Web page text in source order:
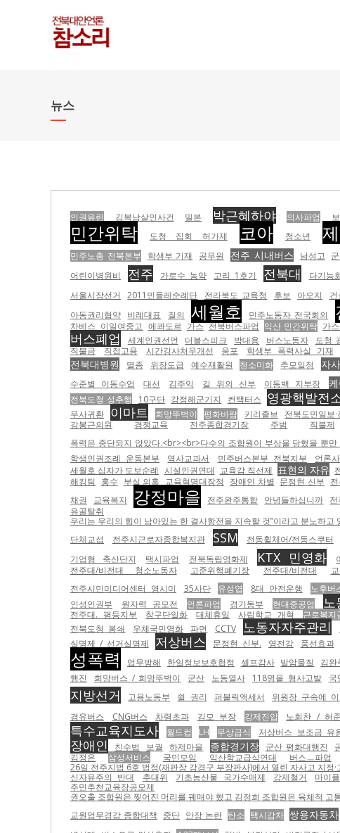
뉴스
인권유린 김복남살인사건 밀본 박근혜하야 의사파업
민간위탁 도청 집회 허가제 코아 청소년
민주노총 전북본부 학생부 기재 공무원 전주 시내버스 남성고
어린이병원비
전주 가로수 농약 고리 1호기 전북대 다기능
서울시장선거
2011민들레순례단 전라북도 교육청 후보 아오지
아동권리협약 비례대표 질의 세월호 민주노동자 전국회의
차베스 이일여중고 에콰도르 가스 전북버스파업 익산 민간위탁 가
버스폐업 세계인권선언 더블스피크 박대용 버스노동자 도청
직불금
직접고용 시간강사처우개선 웅포 학생부 폭력사실 기재
전북대병원 멸종 위장도급 예수재활원 청소미화 추모일정 자
수준별 이동수업
대선 김주익 길 위의 신부 이동백 지부장
전북도청 성추행
10구단 강정해군기지 컨택터스 영광핵발전
무사귀환 이마트 희망뚜벅이 평화바람 키리졸브 전북도민일보
강봉근의원
경쟁교육 전주종합경기장 주범 직불제
폭력은 중단되지 않았다.<br><br>다수의 조합원이 부상을 당했을 뿐만
학생인권조례 운동본부
역사교과서 민주버스본부 전북지부 언론
세월호 십자가 도보순례 시설인권연대 교육감 직선제 표현의 자유
해킹팀
홍수 부실 의혹 교육혁명대장정 장애인 차별 문정현 신부
채권 교육복지 강정마을 전주완주통합 안녕들하십니까
유골탈취
우리는 우리의 힘이 남아있는 한 결사항전을 지속할 것”이라고 분노하
단체교섭
전주시근로자종합복지관 SSM 전동휠체어/전동스쿠터
기업형 축산단지
택시파업 전북독립영화제 KTX 민영화
전주대/비전대 청소노동자
고준위핵폐기장 전주대/비전대
전주시민미디어센터 영시미
35사단 유성엽 8대 안전운행 노후버
인성인권부
원자력 공모전 언론파업 경기동부 현대중공업 노
전주대. 평등지부
창구단일화 대체휴일 사립학교 개혁 근로복지
전북도청 봉쇄
우체국민영화 파면 CCTV 노동자자주관리
실명제 / 선거실명제
저상버스 문정현 신부. 영전강 풍선효과
성폭력 업무방해 한일정보보호협정 셀프감사 발암물질 김완
행진
희망버스 / 희망뚜벅이 군산 노동열사 118명을 형사고발 국
지방선거 고용노동부 쉴 권리 퍼블릭액세서 위원장 구속에
경유버스 CNG버스 차령초과 김모 부장 강제진압 노회찬 / 허
특수교육지도사 월드컵 LH 무상급식 저상버스 보조금 유
장애인 친수법 보궐 하제마을 종합경기장 군산 평화대행진
김정은
삼성서비스 국민모임 익산학교급식연대 버스ㅡ파업
26일 전주지법 6호 법정(재판장 강경구 부장판사)에서 열린 자사고 지
신자유주의 반대
추대위 기초농산물 국가수매제 강제철거 마이
주민추천교육장공모제
권오출 조합원은 찢어진 머리를 꿰매야 했고 김정희 조합원은 육체적
교원업무경감 종합대책 중단 안장 논란 탄소 택시감차 쌍용자동차